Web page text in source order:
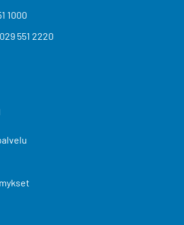
1000
029 551 2220